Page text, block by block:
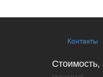
Контакты